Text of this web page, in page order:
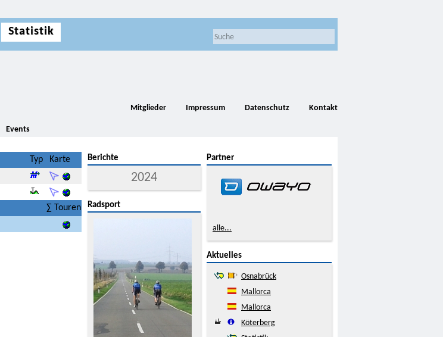
Statistik
Mitglieder Impressum Datenschutz Kontakt
Events
Typ
Karte
∑ Touren
Berichte
2024
Radsport
Partner
alle...
Aktuelles
Osnabrück
Mallorca
Mallorca
Köterberg